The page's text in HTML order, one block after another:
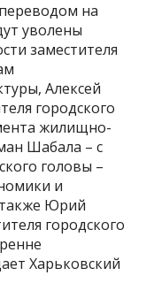
на
уволены
заместителя
Алексей
городского
жилищно-
Шабала – с
головы –
и
Юрий
городского
Харьковский